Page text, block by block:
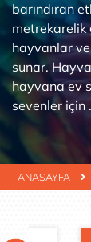
ANASAYFA
barındıran
metrekarelik
hayvanlar
sunar.
hayvana ev
sevenler için